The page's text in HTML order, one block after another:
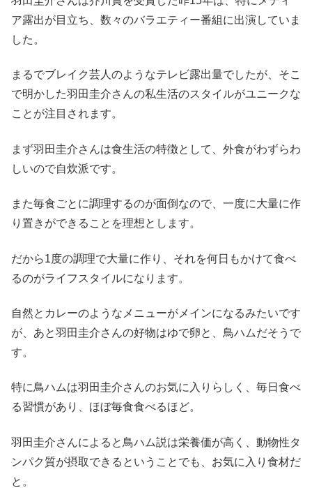
ア露出が目立ち、数々のバラエティー番組に出演していま
した。
まるでブレイク芸人のようなテレビ露出量でしたが、そこ
で明かした羽田圭介さんの私生活のスタイルがユニークな
ことが注目されます。
まず羽田圭介さんは食生活の特徴として、外食がわずらわ
しいので自炊派です。
また毎食ごとに調理するのが面倒なので、一度に大量に作
り置きができることを理想とします。
だから1度の調理で大量に作り、それを何日もかけて食べ
るのがライフスタイルになります。
自然とカレーのようなメニューがメインになるみたいです
が、あと羽田圭介さんの好物はゆで卵と、鳥ハムだそうで
す。
特に鳥ハムは羽田圭介さんのお気に入りらしく、毎日食べ
る習慣があり、ほぼ毎食食べるほど。
羽田圭介さんによると鳥ハム説は栄養価が高く、動物性タ
ンパク質が摂取できるということでも、お気に入り食材だ
と。